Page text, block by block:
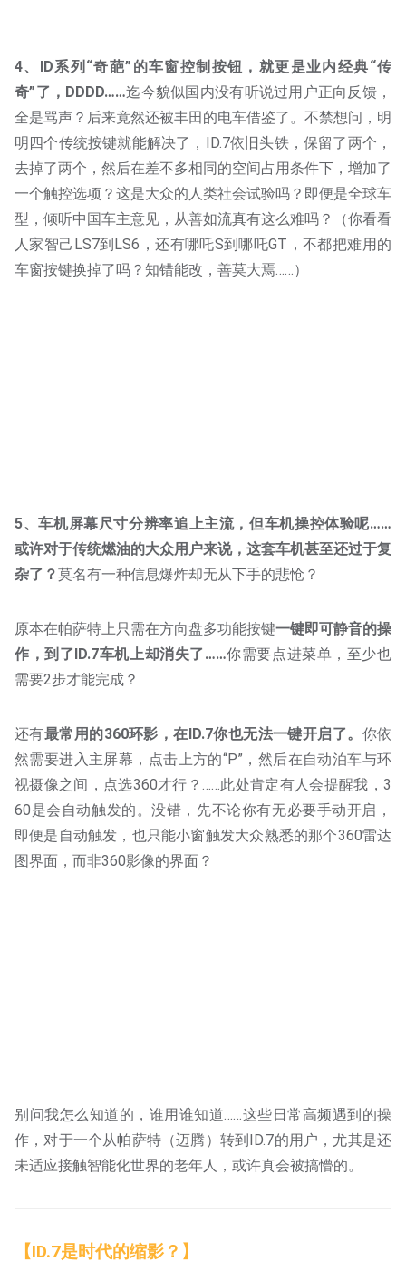
奇”了，DDDD……迄今貌似国内没有听说过用户正向反馈，
全是骂声？后来竟然还被丰田的电车借鉴了。不禁想问，明
明四个传统按键就能解决了，ID.7依旧头铁，保留了两个，
去掉了两个，然后在差不多相同的空间占用条件下，增加了
一个触控选项？这是大众的人类社会试验吗？即便是全球车
型，倾听中国车主意见，从善如流真有这么难吗？（你看看
人家智己LS7到LS6，还有哪吒S到哪吒GT，不都把难用的
车窗按键换掉了吗？知错能改，善莫大焉……）
或许对于传统燃油的大众用户来说，这套车机甚至还过于复
杂了？莫名有一种信息爆炸却无从下手的悲怆？
作，到了ID.7车机上却消失了……你需要点进菜单，至少也
需要2步才能完成？
然需要进入主屏幕，点击上方的“P”，然后在自动泊车与环
视摄像之间，点选360才行？……此处肯定有人会提醒我，3
60是会自动触发的。没错，先不论你有无必要手动开启，
即便是自动触发，也只能小窗触发大众熟悉的那个360雷达
图界面，而非360影像的界面？
作，对于一个从帕萨特（迈腾）转到ID.7的用户，尤其是还
未适应接触智能化世界的老年人，或许真会被搞懵的。